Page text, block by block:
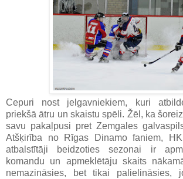
Cepuri nost jelgavniekiem, kuri
priekšā ātru un skaistu spēli. Žēl, ka
savu pakaļpusi pret Zemgales
Atšķirība no Rīgas Dinamo faniem, HK
atbalstītāji beidzoties sezonai ir
komandu un apmeklētāju skaits
nemazināsies, bet tikai palielināsies,